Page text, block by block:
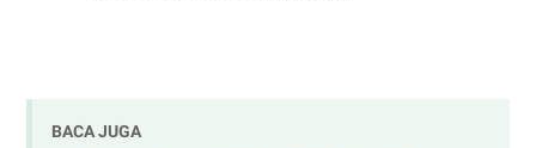
BACA JUGA